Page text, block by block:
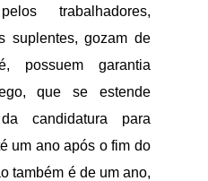
trabalhadores,
suplentes, gozam de
possuem garantia
que se estende
candidatura para
um ano após o fim do
também é de um ano,